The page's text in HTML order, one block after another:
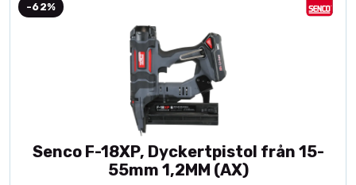
-62%
Senco F-18XP, Dyckertpistol från 15-
55mm 1,2MM (AX)